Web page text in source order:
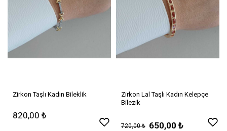
Zirkon Taşlı Kadın Bileklik
820,00 ₺
Zirkon Lal Taşlı Kadın Kelepçe
Bilezik
720,00 ₺ 650,00 ₺